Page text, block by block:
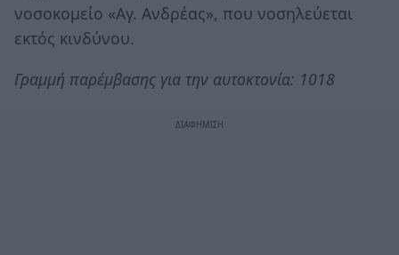
νοσοκομείο «Αγ. Ανδρέας», που νοσηλεύεται
εκτός κινδύνου.
Γραμμή παρέμβασης για την αυτοκτονία: 1018